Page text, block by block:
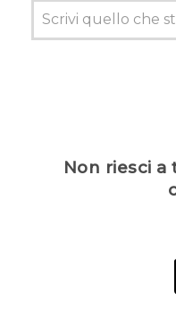
Non riesci